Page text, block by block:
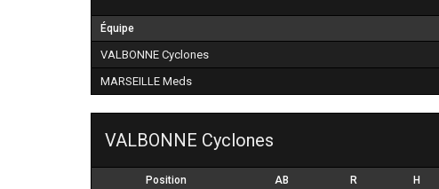
Équipe
VALBONNE Cyclones
MARSEILLE Meds
VALBONNE Cyclones
Position AB R H